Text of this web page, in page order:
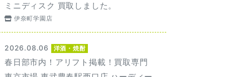
ミニディスク 買取しました。
伊奈町学園店
2026.08.06 洋酒・焼酎
春日部市内！アリフト掲載！買取専門